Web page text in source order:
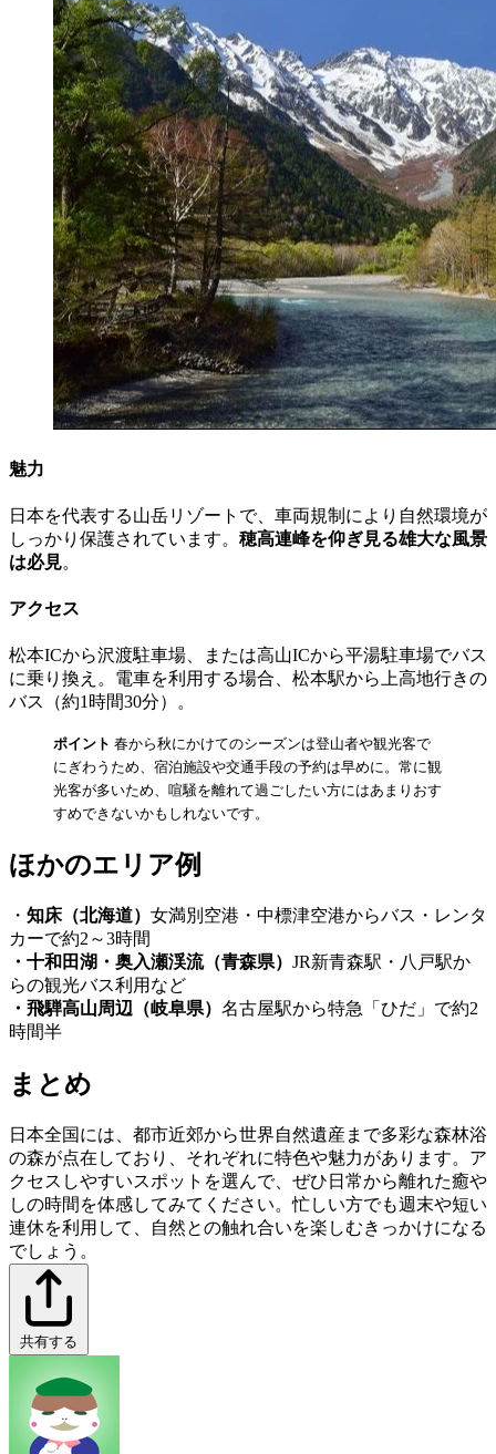
魅力
日本を代表する山岳リゾートで、車両規制により自然環境が
しっかり保護されています。 穂高連峰を仰ぎ見る雄大な風景
は必見。
アクセス
松本ICから沢渡駐車場、または高山ICから平湯駐車場でバス
に乗り換え。電車を利用する場合、松本駅から上高地行きの
バス（約1時間30分）。
ポイント 春から秋にかけてのシーズンは登山者や観光客で
にぎわうため、宿泊施設や交通手段の予約は早めに。常に観
光客が多いため、喧騒を離れて過ごしたい方にはあまりおす
すめできないかもしれないです。
ほかのエリア例
・ 知床（北海道） 女満別空港・中標津空港からバス・レンタ
カーで約2～3時間
・十和田湖・奥入瀬渓流（青森県） JR新青森駅・八戸駅か
らの観光バス利用など
・飛騨高山周辺（岐阜県） 名古屋駅から特急「ひだ」で約2
時間半
まとめ
日本全国には、都市近郊から世界自然遺産まで多彩な森林浴
の森が点在しており、それぞれに特色や魅力があります。ア
クセスしやすいスポットを選んで、ぜひ日常から離れた癒や
しの時間を体感してみてください。忙しい方でも週末や短い
連休を利用して、自然との触れ合いを楽しむきっかけになる
でしょう。
共有する